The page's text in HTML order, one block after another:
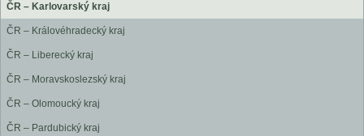
ČR – Karlovarský kraj
ČR – Královéhradecký kraj
ČR – Liberecký kraj
ČR – Moravskoslezský kraj
ČR – Olomoucký kraj
ČR – Pardubický kraj